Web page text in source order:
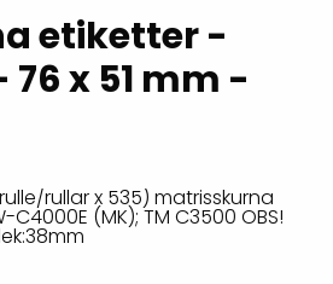
Ruggade plattor
Pekskärmar
truckdatorer
Besökssystem
Lagersystem (WMS)
och logistikprogram
och verifiering
etiketter -
x 51 mm -
rullar x 535) matrisskurna
(MK); TM C3500 OBS!